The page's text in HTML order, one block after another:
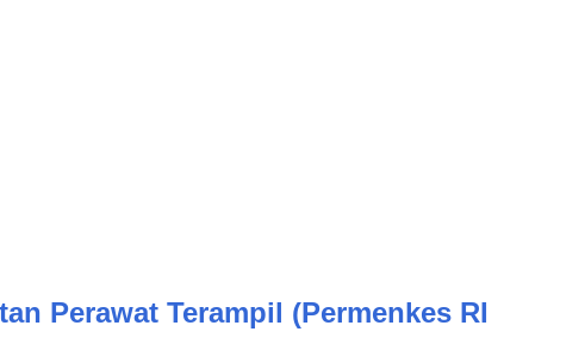
Perawat Terampil (Permenkes RI